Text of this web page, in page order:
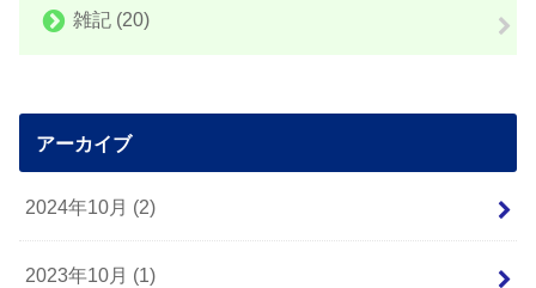
雑記 (20)
アーカイブ
2024年10月 (2)
2023年10月 (1)